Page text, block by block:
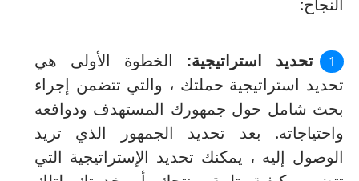
تحديد استراتيجية: الخطوة الأولى هي
تحديد استراتيجية حملتك ، والتي تتضمن إجراء
بحث شامل حول جمهورك المستهدف ودوافعه
واحتياجاته. بعد تحديد الجمهور الذي تريد
الوصول إليه ، يمكنك تحديد الإستراتيجية التي